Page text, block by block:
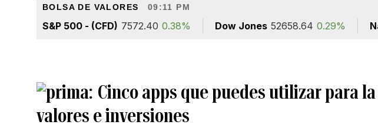
BOLSA DE VALORES 09:11 PM
S&P 500 - (CFD) 7572.40 0.38% Dow Jones 52658.64 0.29%
Cinco apps que puedes utilizar para
valores e inversiones